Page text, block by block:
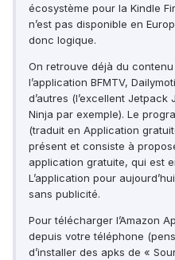
écosystème pour la Kindle
n’est pas disponible en
donc logique.
On retrouve déjà du
l’application BFMTV,
d’autres (l’excellent
Ninja par exemple). Le
(traduit en Application
présent et consiste à
application gratuite, qui est
L’application pour
sans publicité.
Pour télécharger l’Amazon
depuis votre téléphone
d’installer des apks de «